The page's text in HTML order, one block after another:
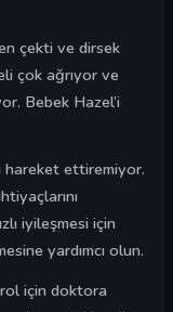
çekti ve dirsek
eli çok ağrıyor ve
Bebek Hazel’i
hareket ettiremiyor.
iyileşmesi için
yardımcı olun.
için doktora